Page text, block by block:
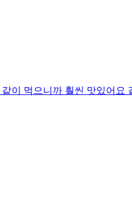
이 먹으니까 훨씬 맛있어요